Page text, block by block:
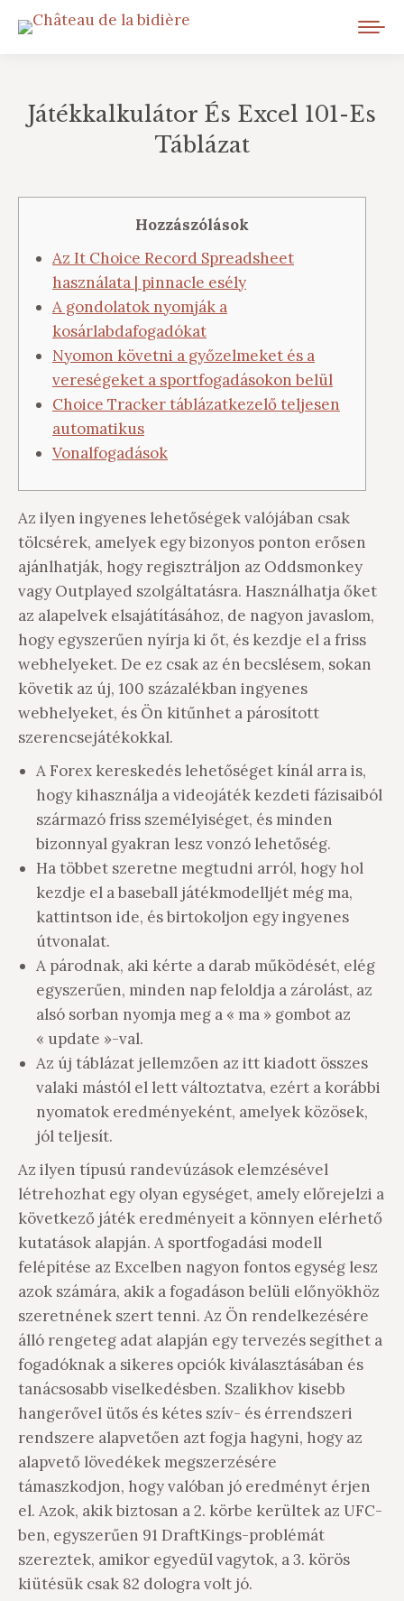
Játékkalkulátor És Excel 101-Es
Táblázat
Hozzászólások
Az It Choice Record Spreadsheet
használata | pinnacle esély
A gondolatok nyomják a
kosárlabdafogadókat
Nyomon követni a győzelmeket és a
vereségeket a sportfogadásokon belül
Choice Tracker táblázatkezelő teljesen
automatikus
Vonalfogadások
Az ilyen ingyenes lehetőségek valójában csak
tölcsérek, amelyek egy bizonyos ponton erősen
ajánlhatják, hogy regisztráljon az Oddsmonkey
vagy Outplayed szolgáltatásra. Használhatja őket
az alapelvek elsajátításához, de nagyon javaslom,
hogy egyszerűen nyírja ki őt, és kezdje el a friss
webhelyeket. De ez csak az én becslésem, sokan
követik az új, 100 százalékban ingyenes
webhelyeket, és Ön kitűnhet a párosított
szerencsejátékokkal.
A Forex kereskedés lehetőséget kínál arra is,
hogy kihasználja a videojáték kezdeti fázisaiból
származó friss személyiséget, és minden
bizonnyal gyakran lesz vonzó lehetőség.
Ha többet szeretne megtudni arról, hogy hol
kezdje el a baseball játékmodelljét még ma,
kattintson ide, és birtokoljon egy ingyenes
útvonalat.
A párodnak, aki kérte a darab működését, elég
egyszerűen, minden nap feloldja a zárolást, az
alsó sorban nyomja meg a « ma » gombot az
« update »-val.
Az új táblázat jellemzően az itt kiadott összes
valaki mástól el lett változtatva, ezért a korábbi
nyomatok eredményeként, amelyek közösek,
jól teljesít.
Az ilyen típusú randevúzások elemzésével
létrehozhat egy olyan egységet, amely előrejelzi a
következő játék eredményeit a könnyen elérhető
kutatások alapján. A sportfogadási modell
felépítése az Excelben nagyon fontos egység lesz
azok számára, akik a fogadáson belüli előnyökhöz
szeretnének szert tenni. Az Ön rendelkezésére
álló rengeteg adat alapján egy tervezés segíthet a
fogadóknak a sikeres opciók kiválasztásában és
tanácsosabb viselkedésben. Szalikhov kisebb
hangerővel ütős és kétes szív- és érrendszeri
rendszere alapvetően azt fogja hagyni, hogy az
alapvető lövedékek megszerzésére
támaszkodjon, hogy valóban jó eredményt érjen
el. Azok, akik biztosan a 2. körbe kerültek az UFC-
ben, egyszerűen 91 DraftKings-problémát
szereztek, amikor egyedül vagytok, a 3. körös
kiütésük csak 82 dologra volt jó.